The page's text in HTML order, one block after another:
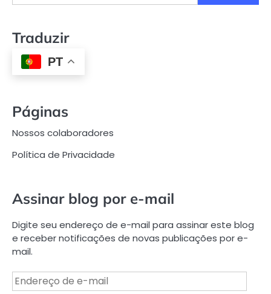
Traduzir
PT
Páginas
Nossos colaboradores
Política de Privacidade
Assinar blog por e-mail
Digite seu endereço de e-mail para assinar este blog
e receber notificações de novas publicações por e-
mail.
Endereço
de